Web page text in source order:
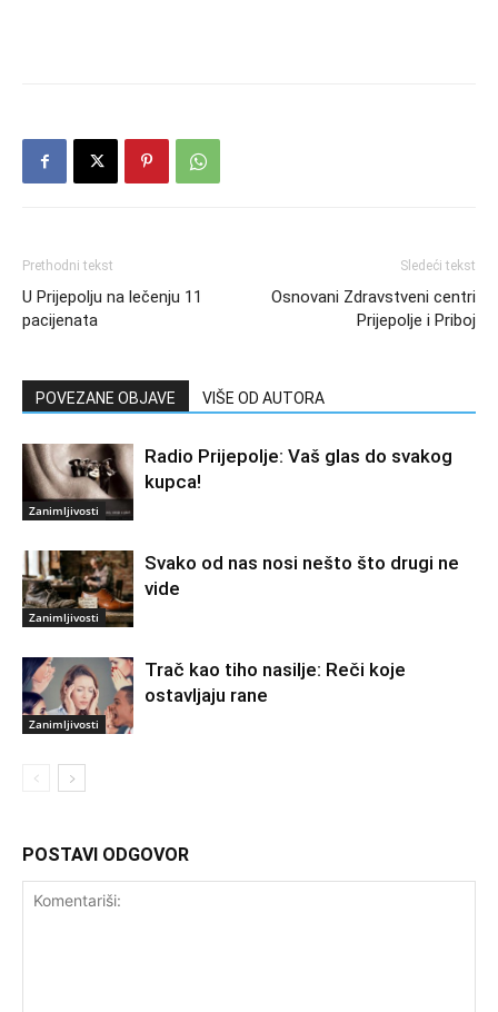
Prethodni tekst
U Prijepolju na lečenju 11
pacijenata
Sledeći tekst
Osnovani Zdravstveni centri
Prijepolje i Priboj
POVEZANE OBJAVE VIŠE OD AUTORA
Zanimljivosti
Radio Prijepolje: Vaš glas do svakog
kupca!
Zanimljivosti
Svako od nas nosi nešto što drugi ne
vide
Zanimljivosti
Trač kao tiho nasilje: Reči koje
ostavljaju rane
POSTAVI ODGOVOR